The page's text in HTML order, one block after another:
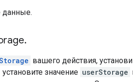
данные.
.
вашего действия,
значение userStorage